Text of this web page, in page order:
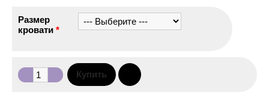
Размер
кровати *